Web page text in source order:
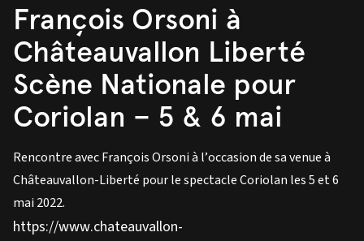
François Orsoni à
Châteauvallon Liberté
Scène Nationale pour
Coriolan – 5 & 6 mai
Rencontre avec François Orsoni à l’occasion de sa venue à
Châteauvallon-Liberté pour le spectacle Coriolan les 5 et 6
mai 2022.
https://www.chateauvallon-